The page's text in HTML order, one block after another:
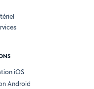
iOS
Android